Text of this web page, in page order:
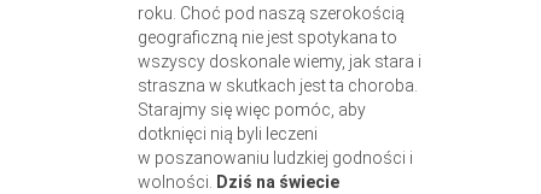
roku. Choć pod naszą szerokością
geograficzną nie jest spotykana to
wszyscy doskonale wiemy, jak stara i
straszna w skutkach jest ta choroba.
Starajmy się więc pomóc, aby
dotknięci nią byli leczeni
w poszanowaniu ludzkiej godności i
wolności.
Dziś na świecie